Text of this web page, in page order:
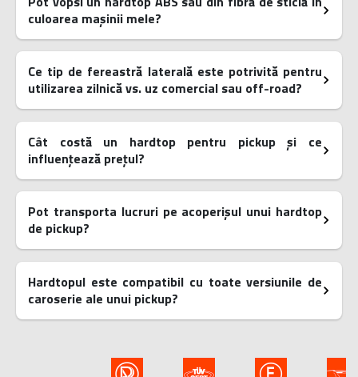
culoarea mașinii mele?
Ce tip de fereastră laterală este potrivită pentru
utilizarea zilnică vs. uz comercial sau off-road?
Cât costă un hardtop pentru pickup și ce
influențează prețul?
Pot transporta lucruri pe acoperișul unui hardtop
de pickup?
Hardtopul este compatibil cu toate versiunile de
caroserie ale unui pickup?